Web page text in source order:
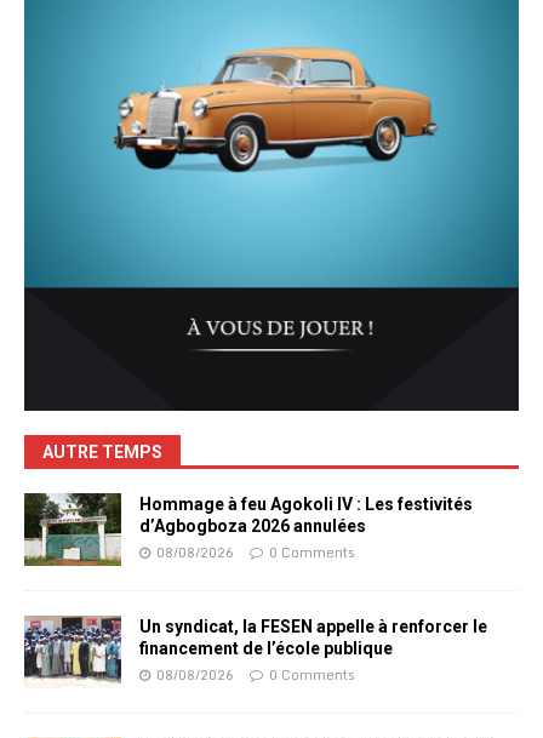
AUTRE TEMPS
Hommage à feu Agokoli IV : Les festivités
d’Agbogboza 2026 annulées
08/08/2026 0 Comments
Un syndicat, la FESEN appelle à renforcer le
financement de l’école publique
08/08/2026 0 Comments